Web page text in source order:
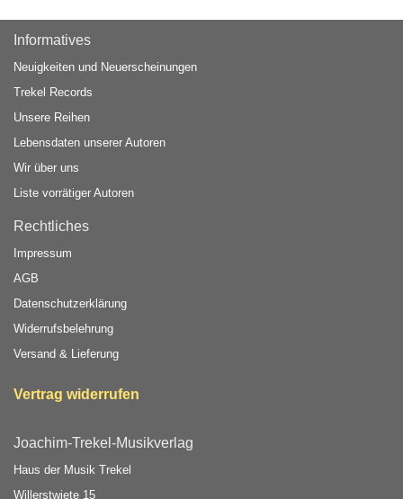
Informatives
Neuigkeiten und Neuerscheinungen
Trekel Records
Unsere Reihen
Lebensdaten unserer Autoren
Wir über uns
Liste vorrätiger Autoren
Rechtliches
Impressum
AGB
Datenschutzerklärung
Widerrufsbelehrung
Versand & Lieferung
Vertrag widerrufen
Joachim-Trekel-Musikverlag
Haus der Musik Trekel
Willerstwiete 15